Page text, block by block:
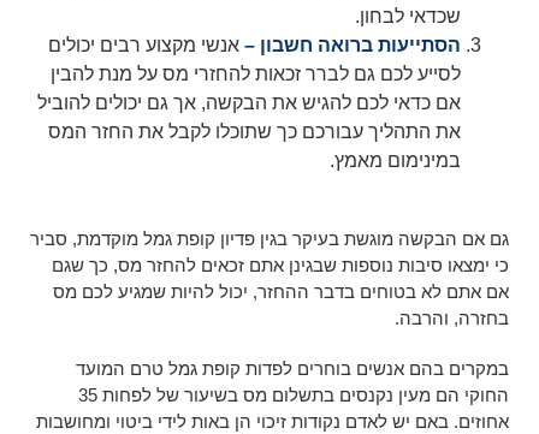
שכדאי לבחון.
הסתייעות ברואה חשבון – אנשי מקצוע רבים יכולים
לסייע לכם גם לברר זכאות להחזרי מס על מנת להבין
אם כדאי לכם להגיש את הבקשה, אך גם יכולים להוביל
את התהליך עבורכם כך שתוכלו לקבל את החזר המס
במינימום מאמץ.
גם אם הבקשה מוגשת בעיקר בגין פדיון קופת גמל מוקדמת, סביר
כי ימצאו סיבות נוספות שבגינן אתם זכאים להחזר מס, כך שגם
אם אתם לא בטוחים בדבר ההחזר, יכול להיות שמגיע לכם מס
בחזרה, והרבה.
במקרים בהם אנשים בוחרים לפדות קופת גמל טרם המועד
החוקי הם מעין נקנסים בתשלום מס בשיעור של לפחות 35
אחוזים. באם יש לאדם נקודות זיכוי הן באות לידי ביטוי ומחושבות